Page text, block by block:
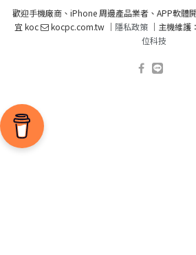
歡迎手機廠商、iPhone 周邊產品業者、APP軟體
宜 koc
kocpc.com.tw ｜ 隱私政策｜主機維護：
位科技